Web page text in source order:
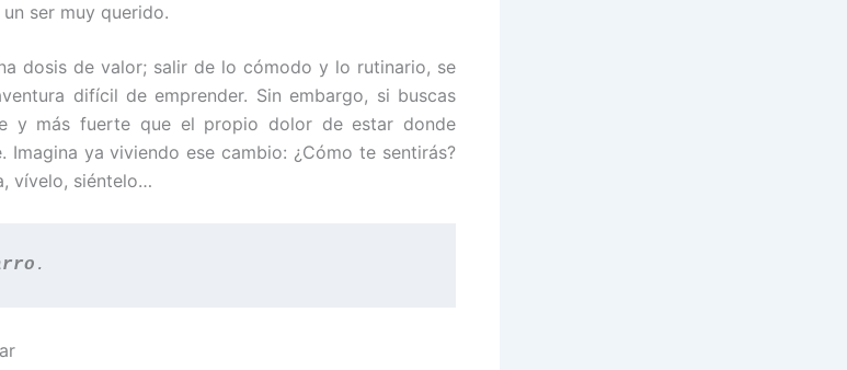
ser muy querido.
dosis de valor; salir de lo cómodo y lo rutinario, se
difícil de emprender. Sin embargo, si buscas
y más fuerte que el propio dolor de estar donde
Imagina ya viviendo ese cambio: ¿Cómo te sentirás?
vívelo, siéntelo…